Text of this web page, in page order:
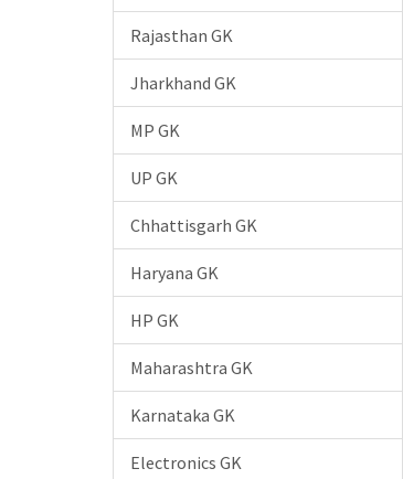
Rajasthan GK
Jharkhand GK
MP GK
UP GK
Chhattisgarh GK
Haryana GK
HP GK
Maharashtra GK
Karnataka GK
Electronics GK